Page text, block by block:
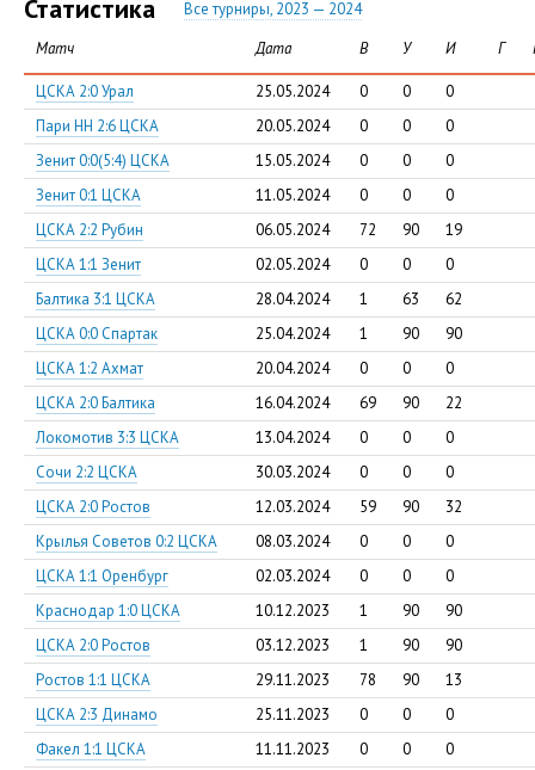
Статистика
Все турниры, 2023 — 2024
Матч
Дата В У И Г
ЦСКА 2:0 Урал 25.05.2024 0 0
0
Пари НН 2:6 ЦСКА
20.05.2024 0 0
0
Зенит 0:0(5:4) ЦСКА
15.05.2024 0 0
0
Зенит 0:1 ЦСКА
11.05.2024 0 0
0
ЦСКА 2:2 Рубин
06.05.2024 72 90
19
ЦСКА 1:1 Зенит
02.05.2024 0 0
0
Балтика 3:1 ЦСКА
28.04.2024 1 63
62
ЦСКА 0:0 Спартак
25.04.2024 1 90
90
ЦСКА 1:2 Ахмат
20.04.2024 0 0
0
ЦСКА 2:0 Балтика
16.04.2024 69 90
22
Локомотив 3:3 ЦСКА
13.04.2024 0 0
0
Сочи 2:2 ЦСКА
30.03.2024 0 0
0
ЦСКА 2:0 Ростов
12.03.2024 59 90
32
Крылья Советов 0:2 ЦСКА
08.03.2024 0 0
0
ЦСКА 1:1 Оренбург
02.03.2024 0 0
0
Краснодар 1:0 ЦСКА
10.12.2023 1 90
90
ЦСКА 2:0 Ростов
03.12.2023 1 90
90
Ростов 1:1 ЦСКА
29.11.2023 78 90
13
ЦСКА 2:3 Динамо
25.11.2023 0 0
0
Факел 1:1 ЦСКА
11.11.2023 0 0
0